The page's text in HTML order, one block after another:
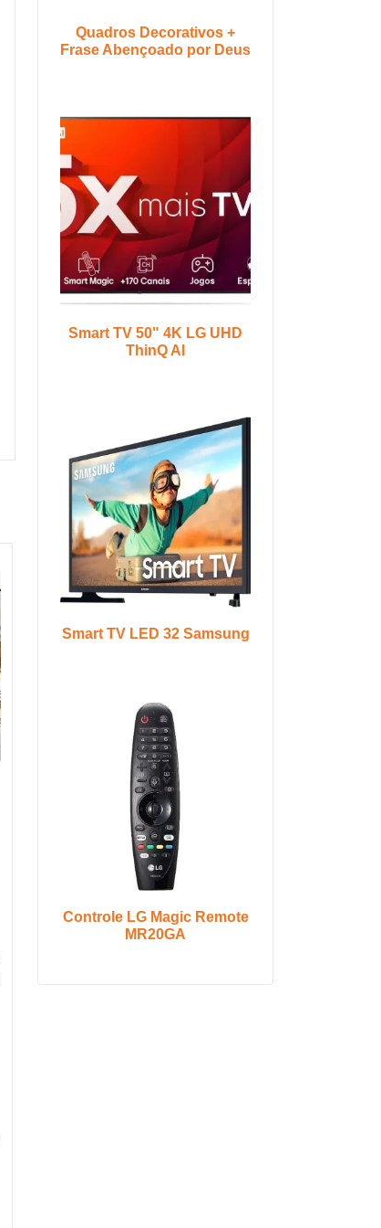
Quadros Decorativos +
Frase Abençoado por Deus
Smart TV 50" 4K LG UHD
ThinQ AI
Smart TV LED 32 Samsung
Controle LG Magic Remote
MR20GA